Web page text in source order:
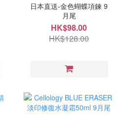
日本直送-金色蝴蝶項鍊 9
月尾
HK$98.00
HK$128.00